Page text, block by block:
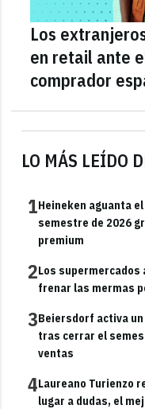
LO MÁS LEÍDO
1Heineken aguanta
semestre de 2026
premium
2Los
frenar las mermas
3Beiersdorf activa un
tras cerrar el
ventas
4Laureano Turienzo
lugar a dudas, el
Los
en retail ante
comprador